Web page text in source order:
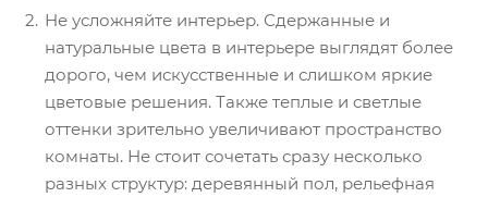
Не усложняйте интерьер. Сдержанные и
натуральные цвета в интерьере выглядят более
дорого, чем искусственные и слишком яркие
цветовые решения. Также теплые и светлые
оттенки зрительно увеличивают пространство
комнаты. Не стоит сочетать сразу несколько
разных структур: деревянный пол, рельефная